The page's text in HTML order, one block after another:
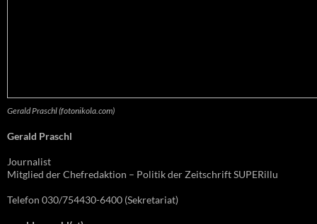
Gerald Praschl (fotonikola.com)
Gerald Praschl
Journalist
Mitglied der Chefredaktion – Politik der Zeitschrift SUPERillu
Telefon 030/754430-6400 (Sekretariat)